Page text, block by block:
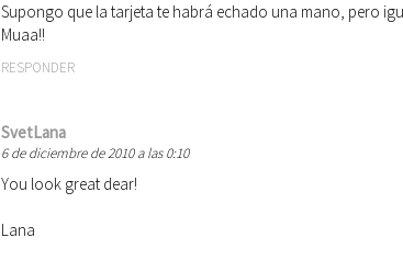
Supongo que la tarjeta te habrá echado una mano, pero
Muaa!!
RESPONDER
SvetLana
6 de diciembre de 2010 a las 0:10
You look great dear!
Lana